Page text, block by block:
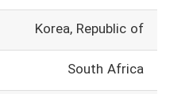
Korea, Republic of
South Africa